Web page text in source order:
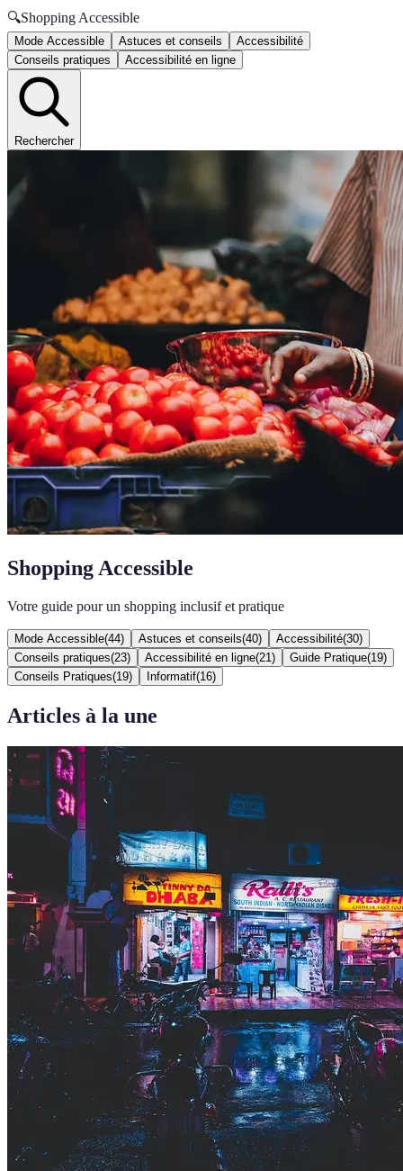
🔍Shopping Accessible
Mode Accessible Astuces et conseils
Accessibilité
Conseils pratiques
Accessibilité en ligne
Rechercher
Shopping Accessible
Votre guide pour un shopping inclusif et pratique
Mode Accessible(44) Astuces et conseils(40) Accessibilité(30)
Conseils pratiques(23) Accessibilité en ligne(21 ) Guide Pratique(19)
Conseils Pratiques(19) Informatif(16)
Articles à la une